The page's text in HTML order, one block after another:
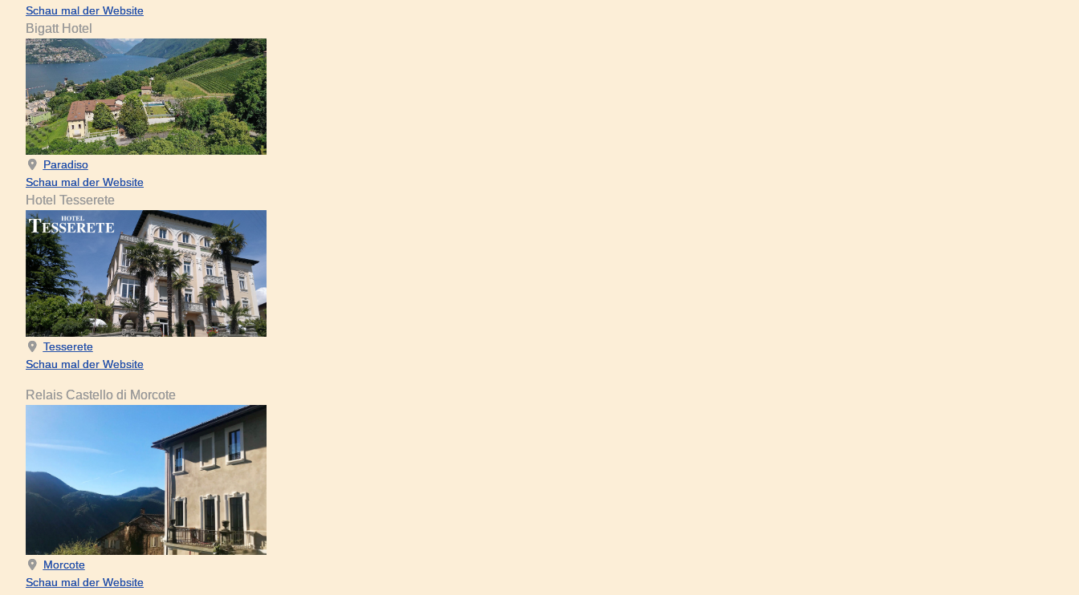
Schau mal der Website
Bigatt Hotel
Paradiso
Schau mal der Website
Hotel Tesserete
Tesserete
Schau mal der Website
Relais Castello di Morcote
Morcote
Schau mal der Website